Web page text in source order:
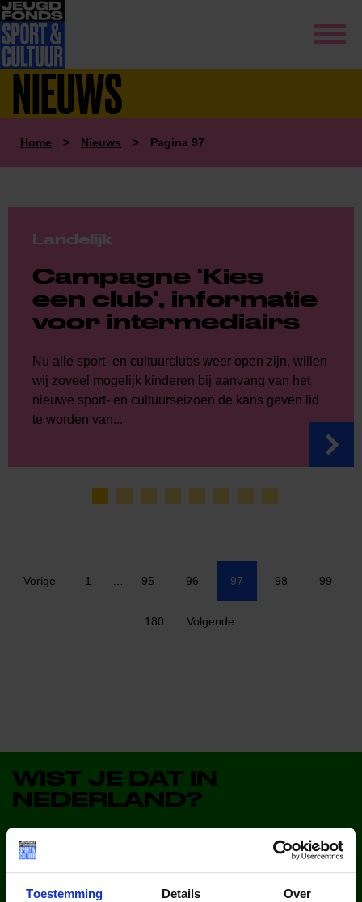
Toestemming Details Over
NIEUWS
Home > Nieuws > Pagina 97
Landelijk
Campagne 'Kies
een club', informatie
voor intermediairs
Nu alle sport- en cultuurclubs weer open zijn, willen
wij zoveel mogelijk kinderen bij aanvang van het
nieuwe sport- en cultuurseizoen de kans geven lid
te worden van...
Vorige 1 … 95 96 97 98 99
… 180 Volgende
WIST JE DAT IN
NEDERLAND?